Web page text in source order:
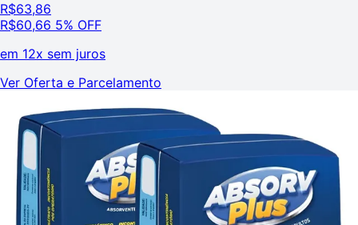
R$63,86
R$60,66 5% OFF
em 12x sem juros
Ver Oferta e Parcelamento